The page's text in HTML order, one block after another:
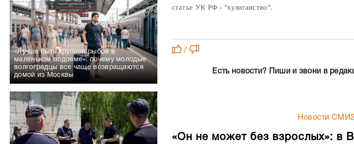
«Лучше быть крупной рыбой в
маленьком водоеме»: почему молодые
волгоградцы все чаще возвращаются
домой из Москвы
статье УК РФ - "хулиганство".
/
Есть новости? Пиши и звони в
Новости СМИ2
«Он не может без взрослых»: в